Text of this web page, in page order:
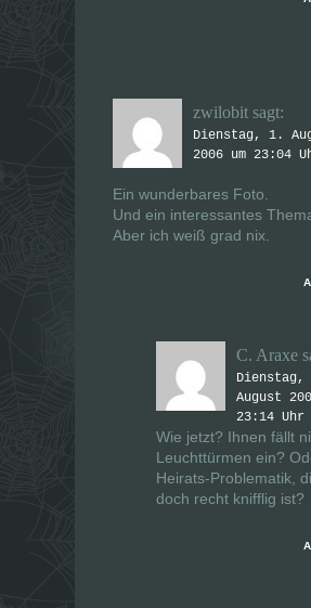
zwilobit sagt:
Dienstag, 1.
2006 um 23:04
Ein wunderbares Foto.
Und ein interessantes
Aber ich weiß grad nix.
C. Araxe
Dienstag,
August
23:14 Uhr
Wie jetzt? Ihnen fällt
Leuchttürmen ein?
Heirats-Problematik,
doch recht knifflig ist?